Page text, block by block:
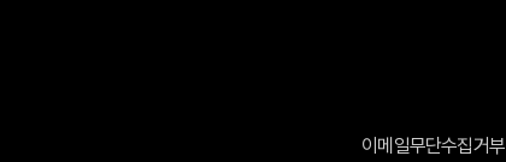
이메일무단수집거부